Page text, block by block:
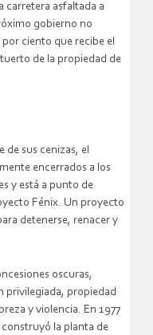
carretera asfaltada a
gobierno no
por ciento que recibe el
de la propiedad de
de sus cenizas, el
encerrados a los
y está a punto de
Fénix. Un proyecto
detenerse, renacer y
oscuras,
privilegiada, propiedad
y violencia. En 1977
la planta de